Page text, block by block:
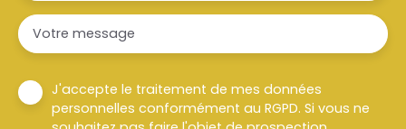
Votre message
J'accepte le traitement de mes données
personnelles conformément au RGPD. Si vous ne